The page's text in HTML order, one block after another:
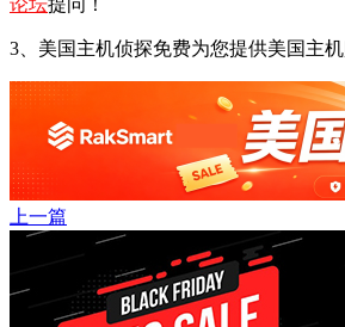
论坛提问！
3、美国主机侦探免费为您提供美国主机
上一篇